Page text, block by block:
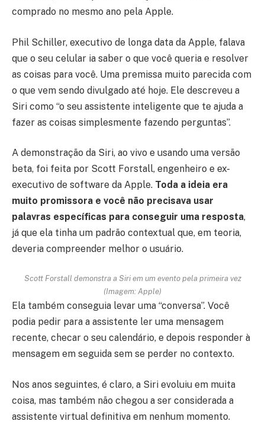
comprado no mesmo ano pela Apple.
Phil Schiller, executivo de longa data da Apple, falava
que o seu celular ia saber o que você queria e resolver
as coisas para você. Uma premissa muito parecida com
o que vem sendo divulgado até hoje. Ele descreveu a
Siri como “o seu assistente inteligente que te ajuda a
fazer as coisas simplesmente fazendo perguntas”.
A demonstração da Siri, ao vivo e usando uma versão
beta, foi feita por Scott Forstall, engenheiro e ex-
executivo de software da Apple. Toda a ideia era
muito promissora e você não precisava usar
palavras específicas para conseguir uma resposta,
já que ela tinha um padrão contextual que, em teoria,
deveria compreender melhor o usuário.
Scott Forstall demonstra a Siri em um evento pela primeira vez
(Imagem: Apple)
Ela também conseguia levar uma “conversa”. Você
podia pedir para a assistente ler uma mensagem
recente, checar o seu calendário, e depois responder à
mensagem em seguida sem se perder no contexto.
Nos anos seguintes, é claro, a Siri evoluiu em muita
coisa, mas também não chegou a ser considerada a
assistente virtual definitiva em nenhum momento.